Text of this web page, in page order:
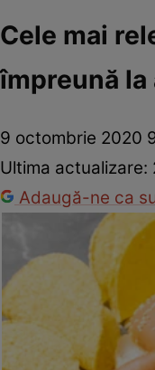
Cele mai
împreună la
9 octombrie 2020
Ultima actualizare:
Adaugă-ne ca